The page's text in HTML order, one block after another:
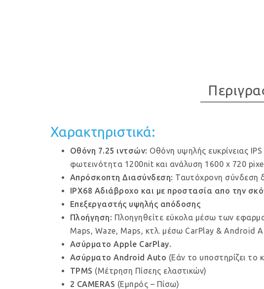
Χαρακτηριστικά:
Οθόνη 7.25 ιντσών: Οθόνη υψηλής ευκρίνειας
φωτεινότητα 1200nit και ανάλυση 1600 x 720
Απρόσκοπτη Διασύνδεση: Ταυτόχρονη σύνδεση
IPX68 Αδιάβροχο και με προστασία απο την
Επεξεργαστής υψηλής απόδοσης
Πλοήγηση: Πλοηγηθείτε εύκολα μέσω των
Maps, Waze, Maps, κτλ. μέσω CarPlay & Android
Ασύρματο Apple CarPlay.
Ασύρματο Android Auto (Εάν το υποστηρίζει το
TPMS (Μέτρηση Πίσεης ελαστικών)
2 CAMERAS (Εμπρός – Πίσω)